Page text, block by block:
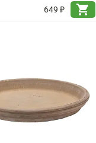
649 ₽
shopping_cart